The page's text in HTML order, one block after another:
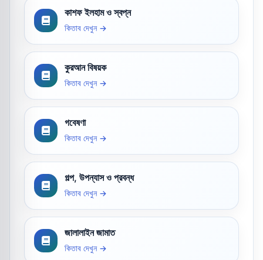
কাশফ ইলহাম ও স্বপ্ন
কিতাব দেখুন →
কুরআন বিষয়ক
কিতাব দেখুন →
গবেষণা
কিতাব দেখুন →
গল্প, উপন্যাস ও প্রবন্ধ
কিতাব দেখুন →
জালালাইন জামাত
কিতাব দেখুন →